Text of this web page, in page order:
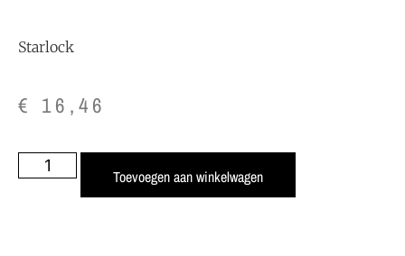
Starlock
€ 16,46
Toevoegen aan winkelwagen